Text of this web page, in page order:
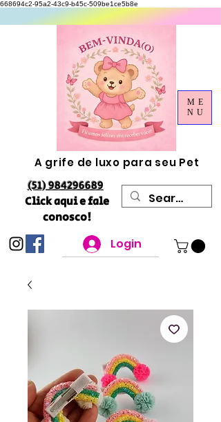
668694c2-95a2-43c9-b45c-509be1ce5b8e
A grife de luxo para seu Pet
(51) 984296689
Click aqui e fale
conosco!
Login
ME
NU